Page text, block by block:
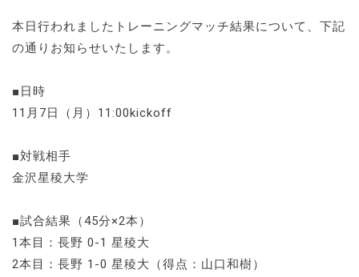
本日行われましたトレーニングマッチ結果について、下記
の通りお知らせいたします。
■日時
11月7日（月）11:00kickoff
■対戦相手
金沢星稜大学
■試合結果（45分×2本）
1本目：長野 0-1 星稜大
2本目：長野 1-0 星稜大（得点：山口和樹）